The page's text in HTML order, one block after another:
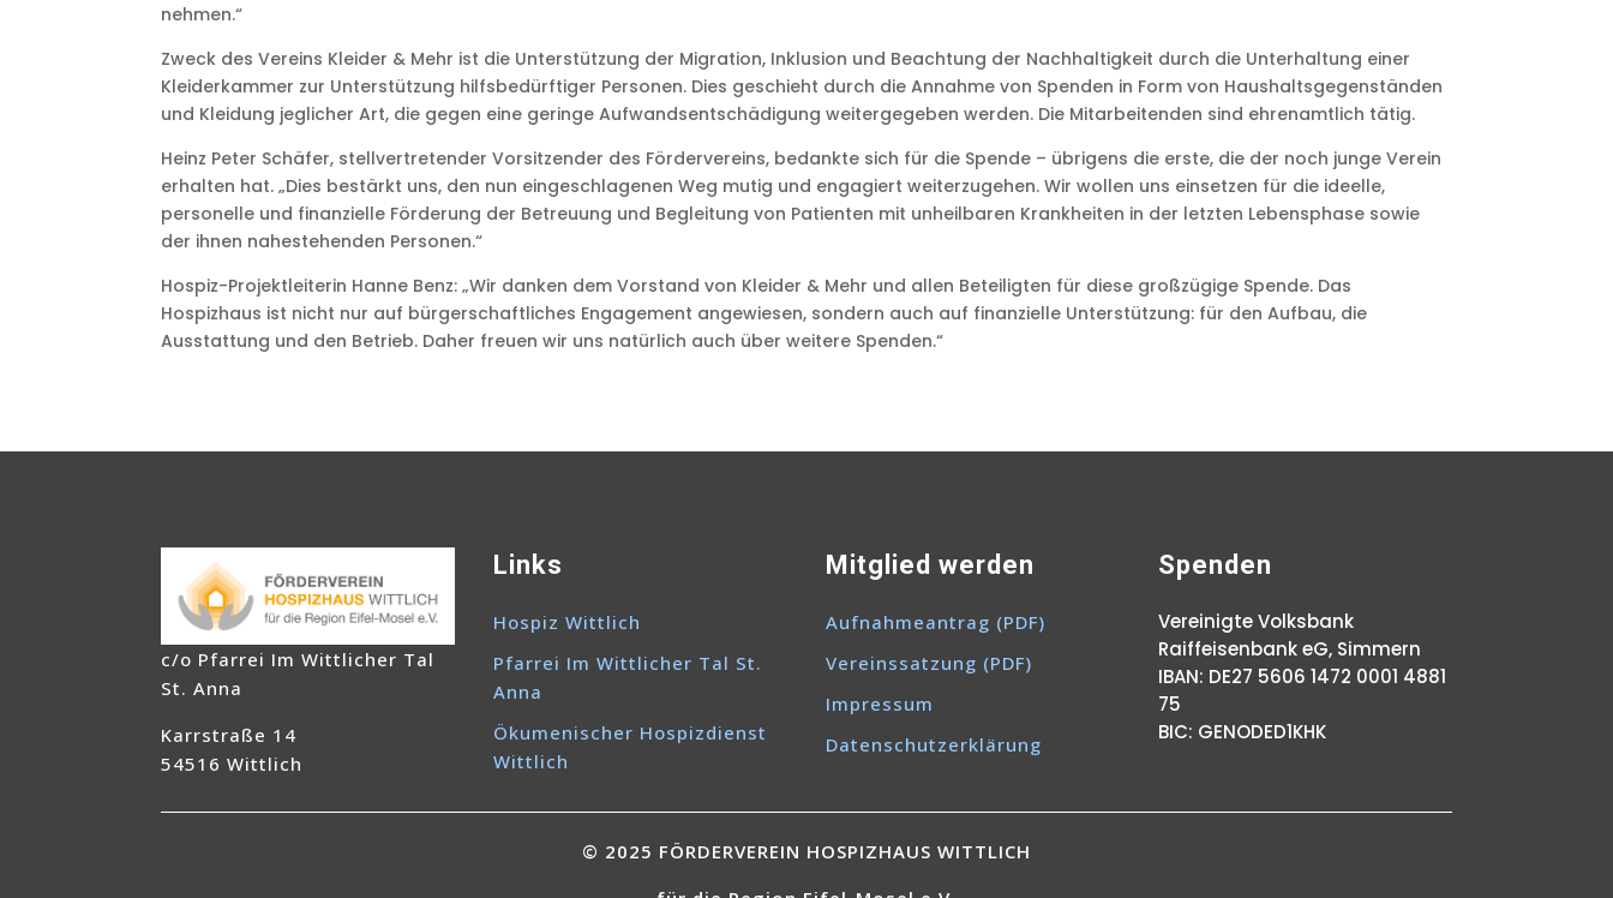
nehmen.“
Zweck des Vereins Kleider & Mehr ist die Unterstützung der Migration, Inklusion und Beachtung der Nachhaltigkeit durch die Unterhaltung einer
Kleiderkammer zur Unterstützung hilfsbedürftiger Personen. Dies geschieht durch die Annahme von Spenden in Form von Haushaltsgegenständen
und Kleidung jeglicher Art, die gegen eine geringe Aufwandsentschädigung weitergegeben werden. Die Mitarbeitenden sind ehrenamtlich tätig.
Heinz Peter Schäfer, stellvertretender Vorsitzender des Fördervereins, bedankte sich für die Spende – übrigens die erste, die der noch junge Verein
erhalten hat. „Dies bestärkt uns, den nun eingeschlagenen Weg mutig und engagiert weiterzugehen. Wir wollen uns einsetzen für die ideelle,
personelle und finanzielle Förderung der Betreuung und Begleitung von Patienten mit unheilbaren Krankheiten in der letzten Lebensphase sowie
der ihnen nahestehenden Personen.“
Hospiz-Projektleiterin Hanne Benz: „Wir danken dem Vorstand von Kleider & Mehr und allen Beteiligten für diese großzügige Spende. Das
Hospizhaus ist nicht nur auf bürgerschaftliches Engagement angewiesen, sondern auch auf finanzielle Unterstützung: für den Aufbau, die
Ausstattung und den Betrieb. Daher freuen wir uns natürlich auch über weitere Spenden.“
c/o Pfarrei Im Wittlicher Tal
St. Anna
Karrstraße 14
54516 Wittlich
Links
Hospiz Wittlich
Pfarrei Im Wittlicher Tal St.
Anna
Ökumenischer Hospizdienst
Wittlich
Mitglied werden
Aufnahmeantrag (PDF)
Vereinssatzung (PDF)
Impressum
Datenschutzerklärung
Spenden
Vereinigte Volksbank
Raiffeisenbank eG, Simmern
IBAN: DE27 5606 1472 0001 4881
75
BIC: GENODED1KHK
© 2025 FÖRDERVEREIN HOSPIZHAUS WITTLICH